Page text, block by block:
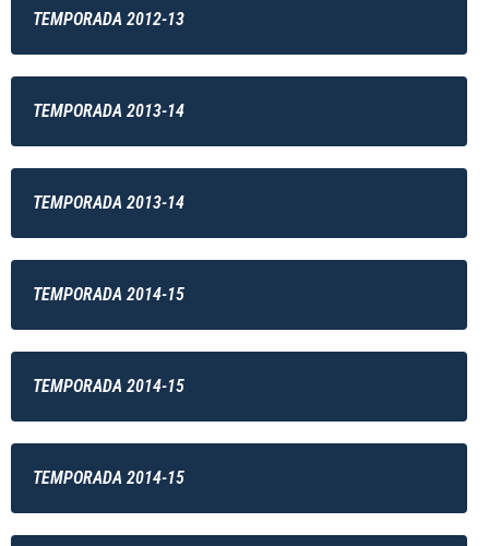
TEMPORADA 2012-13
TEMPORADA 2013-14
TEMPORADA 2013-14
TEMPORADA 2014-15
TEMPORADA 2014-15
TEMPORADA 2014-15